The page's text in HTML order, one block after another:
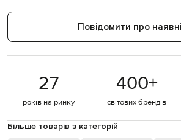
Повідомити про
27
років на ринку
400+
світових брендів
Більше товарів з категорій